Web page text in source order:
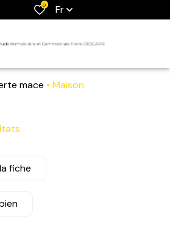
0 Fr
mace Maison
fiche